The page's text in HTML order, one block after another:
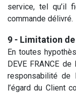
service, tel qu’il
commande délivré.
9 - Limitation
En toutes
DEVE FRANCE
responsabilité de
l’égard du Client